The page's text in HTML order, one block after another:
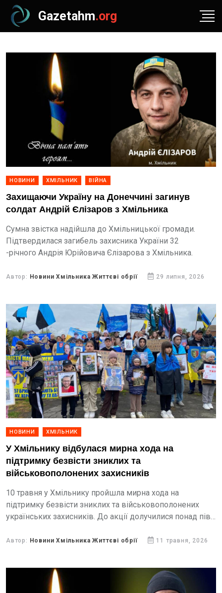
Gazetahm.org
НОВИНИ ХМІЛЬНИК ВІЙНА
Захищаючи Україну на Донеччині загинув
солдат Андрій Єлізаров з Хмільника
Сумна звістка надійшла до Хмільницької громади.
Підтвердилася загибель захисника України 32
-річного Андрія Юрійовича Єлізарова з Хмільника.
Автор: Новини Хмільника Життєві обрії 29 липня, 2026
НОВИНИ ХМІЛЬНИК
У Хмільнику відбулася мирна хода на
підтримку безвісти зниклих та
військовополонених захисників
10 травня у Хмільнику пройшла мирна хода на
підтримку безвісти зниклих та військовополонених
українських захисників. До акції долучилися понад пів
звістки про...
Автор: Новини Хмільника Життєві обрії 11 травня, 2026